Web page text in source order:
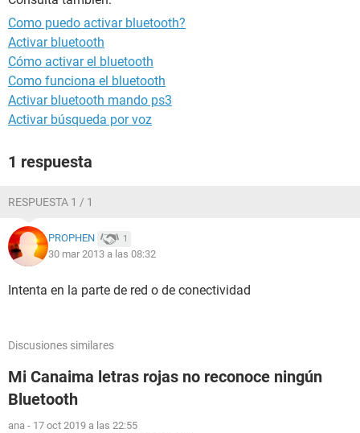
Como puedo activar bluetooth?
Activar bluetooth
Cómo activar el bluetooth
Como funciona el bluetooth
Activar bluetooth mando ps3
Activar búsqueda por voz
1 respuesta
RESPUESTA 1 / 1
PROPHEN 1
30 mar 2013 a las 08:32
Intenta en la parte de red o de conectividad
Discusiones similares
Mi Canaima letras rojas no reconoce ningún
Bluetooth
ana - 17 oct 2019 a las 22:55